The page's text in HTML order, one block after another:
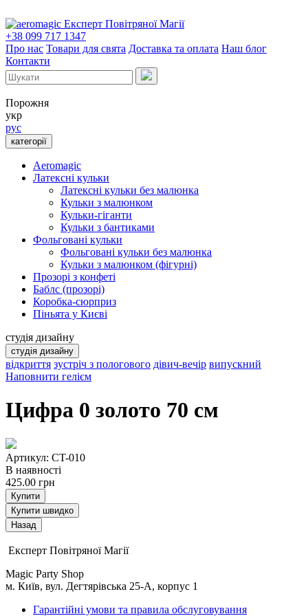
Експерт Повітряної Магії
+38 099 717 1347
Про нас Товари для свята Доставка та оплата Наш блог
Контакти
Порожня
укр
рус
категорії
Aeromagic
Латексні кульки
Латексні кульки без малюнка
Кульки з малюнком
Кульки-гіганти
Кульки з бантиками
Фольговані кульки
Фольговані кульки без малюнка
Кульки з малюнком (фігурні)
Прозорі з конфеті
Баблс (прозорі)
Коробка-сюрприз
Піньята у Києві
студія дизайну
студія дизайну
відкриття зустріч з пологового дівич-вечір випускний
Наповнити гелієм
Цифра 0 золото 70 см
Артикул: CT-010
В наявності
425.00 грн
Купити
Купити швидко
Експерт Повітряної Магії
Magic Party Shop
м. Київ, вул. Дегтярівська 25-А, корпус 1
Гарантійні умови та правила обслуговування